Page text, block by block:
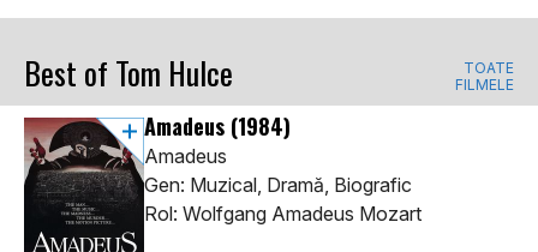
Best of Tom Hulce
TOATE
FILMELE
Amadeus (1984)
Amadeus
Gen: Muzical, Dramă, Biografic
Rol: Wolfgang Amadeus Mozart